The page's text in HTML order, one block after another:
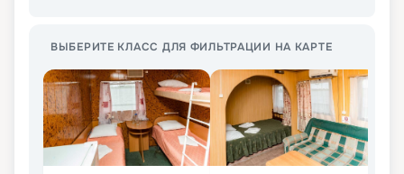
ВЫБЕРИТЕ КЛАСС ДЛЯ ФИЛЬТРАЦИИ НА КАРТЕ